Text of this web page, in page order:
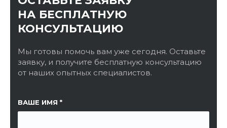
НА БЕСПЛАТНУЮ
КОНСУЛЬТАЦИЮ
Мы готовы помочь вам уже сегодня. Оставьте
заявку, и получите бесплатную консультацию
от наших опытных специалистов.
ВАШЕ ИМЯ
ССЫЛКА НА СТРАНИЦУ